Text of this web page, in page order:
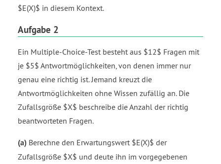
$E(X)$ in diesem Kontext.
Aufgabe 2
Ein Multiple-Choice-Test besteht aus $12$ Fragen mit
je $5$ Antwortmöglichkeiten, von denen immer nur
genau eine richtig ist. Jemand kreuzt die
Antwortmöglichkeiten ohne Wissen zufällig an. Die
Zufallsgröße $X$ beschreibe die Anzahl der richtig
beantworteten Fragen.
(a) Berechne den Erwartungswert $E(X)$ der
Zufallsgröße $X$ und deute ihn im vorgegebenen